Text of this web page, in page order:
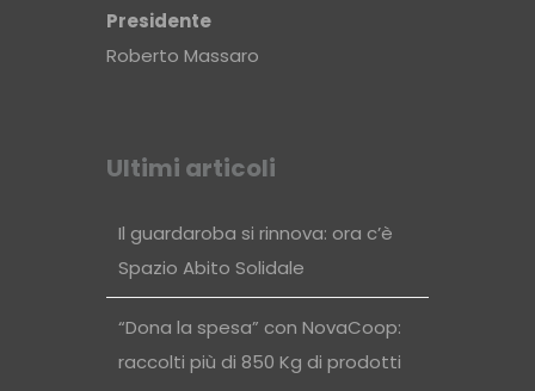
Presidente
Roberto Massaro
Ultimi articoli
Il guardaroba si rinnova: ora c’è
Spazio Abito Solidale
“Dona la spesa” con NovaCoop:
raccolti più di 850 Kg di prodotti